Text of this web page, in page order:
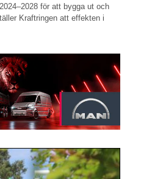
för att bygga ut och
Kraftringen att effekten i